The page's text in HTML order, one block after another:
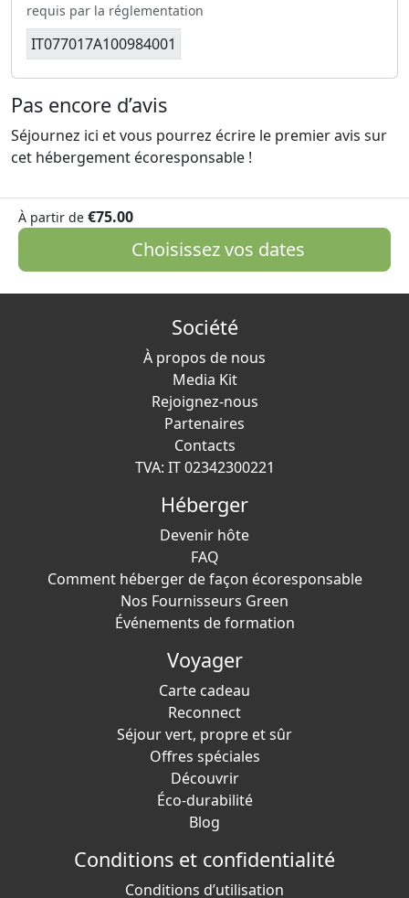
requis par la réglementation
IT077017A100984001
Pas encore d’avis
Séjournez ici et vous pourrez écrire le premier avis sur
cet hébergement écoresponsable !
À partir de €75.00
Choisissez vos dates
Société
À propos de nous
Media Kit
Rejoignez-nous
Partenaires
Contacts
TVA: IT 02342300221
Héberger
Devenir hôte
FAQ
Comment héberger de façon écoresponsable
Nos Fournisseurs Green
Événements de formation
Voyager
Carte cadeau
Reconnect
Séjour vert, propre et sûr
Offres spéciales
Découvrir
Éco-durabilité
Blog
Conditions et confidentialité
Conditions d’utilisation